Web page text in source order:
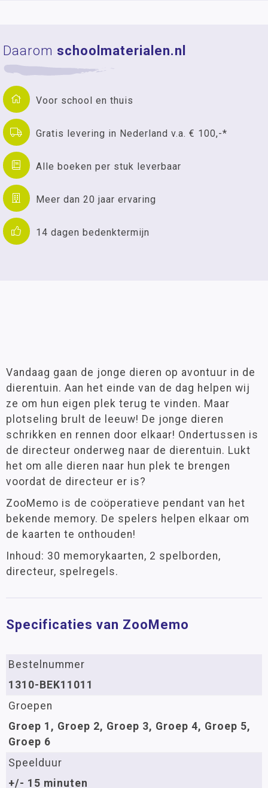
Daarom schoolmaterialen.nl
Voor school en thuis
Gratis levering in Nederland v.a. € 100,-*
Alle boeken per stuk leverbaar
Meer dan 20 jaar ervaring
14 dagen bedenktermijn
Vandaag gaan de jonge dieren op avontuur in de
dierentuin. Aan het einde van de dag helpen wij
ze om hun eigen plek terug te vinden. Maar
plotseling brult de leeuw! De jonge dieren
schrikken en rennen door elkaar! Ondertussen is
de directeur onderweg naar de dierentuin. Lukt
het om alle dieren naar hun plek te brengen
voordat de directeur er is?
ZooMemo is de coöperatieve pendant van het
bekende memory. De spelers helpen elkaar om
de kaarten te onthouden!
Inhoud: 30 memorykaarten, 2 spelborden,
directeur, spelregels.
Specificaties van ZooMemo
Bestelnummer
1310-BEK11011
Groepen
Groep 1, Groep 2, Groep 3, Groep 4, Groep 5,
Groep 6
Speelduur
+/- 15 minuten